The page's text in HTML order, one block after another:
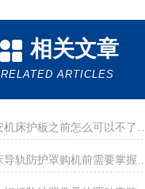
相关文章
RELATED ARTICLES